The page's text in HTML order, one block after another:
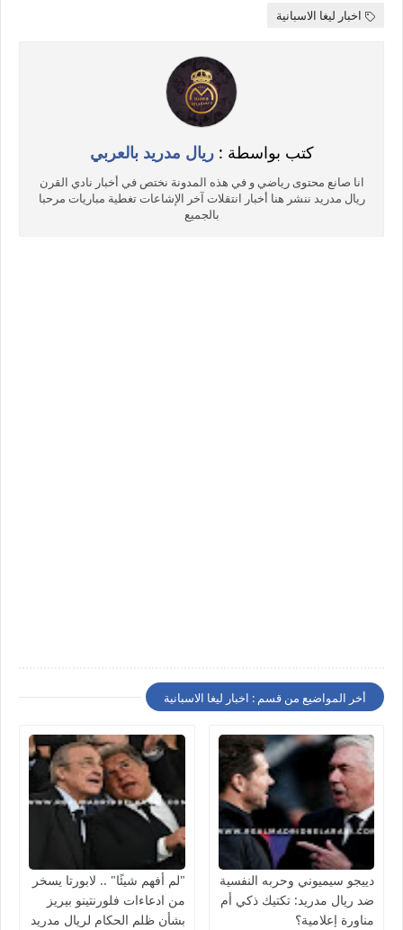
اخبار ليغا الاسبانية
كتب بواسطة :ريال مدريد بالعربي
انا صانع محتوى رياضي و في هذه المدونة نختص في أخبار نادي القرن
ريال مدريد ننشر هنا أخبار انتقلات آخر الإشاعات تغطية مباريات مرحبا
بالجميع
أخر المواضيع من قسم : اخبار ليغا الاسبانية
دييجو سيميوني وحربه النفسية
ضد ريال مدريد: تكتيك ذكي أم
مناورة إعلامية؟
"لم أفهم شيئًا" .. لابورتا يسخر
من ادعاءات فلورنتينو بيريز
بشأن ظلم الحكام لريال مدريد